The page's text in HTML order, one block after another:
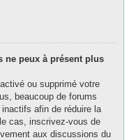
ne peux à présent plus
ou supprimé votre
beaucoup de forums
afin de réduire la
cas, inscrivez-vous de
aux discussions du